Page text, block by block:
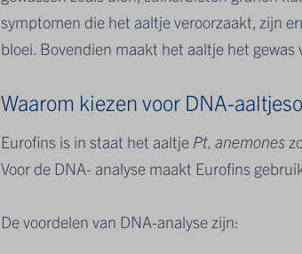
symptomen die het aaltje veroorzaakt, zijn
bloei. Bovendien maakt het aaltje het
Waarom kiezen voor DNA-
Eurofins is in staat het aaltje Pt. anemones
Voor de DNA- analyse maakt Eurofins
De voordelen van DNA-analyse zijn: